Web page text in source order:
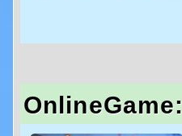
OnlineGame: